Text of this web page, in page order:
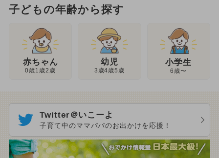
子どもの年齢から探す
赤ちゃん
0歳1歳2歳
幼児
3歳4歳5歳
小学生
6歳〜
Twitter＠いこーよ
子育て中のママパパのお出かけを応援！